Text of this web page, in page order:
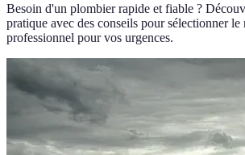
Besoin d'un plombier rapide et fiable ?
pratique avec des conseils pour sélectionner le
professionnel pour vos urgences.